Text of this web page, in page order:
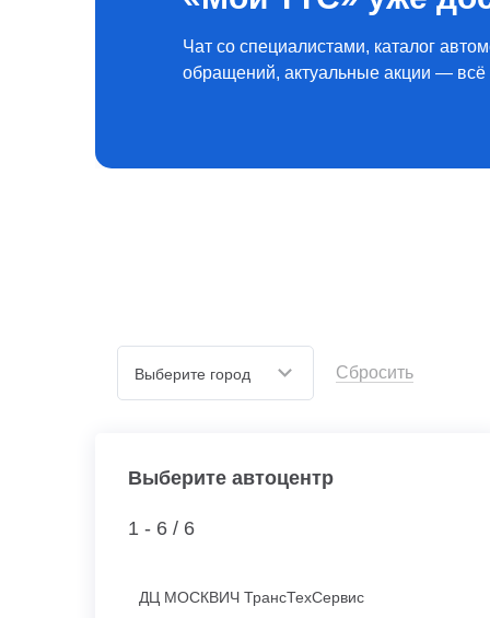
Чат со специалистами, каталог
обращений, актуальные акции —
Выберите город Сбросить
Выберите автоцентр
1 - 6 / 6
ДЦ МОСКВИЧ ТрансТехСервис